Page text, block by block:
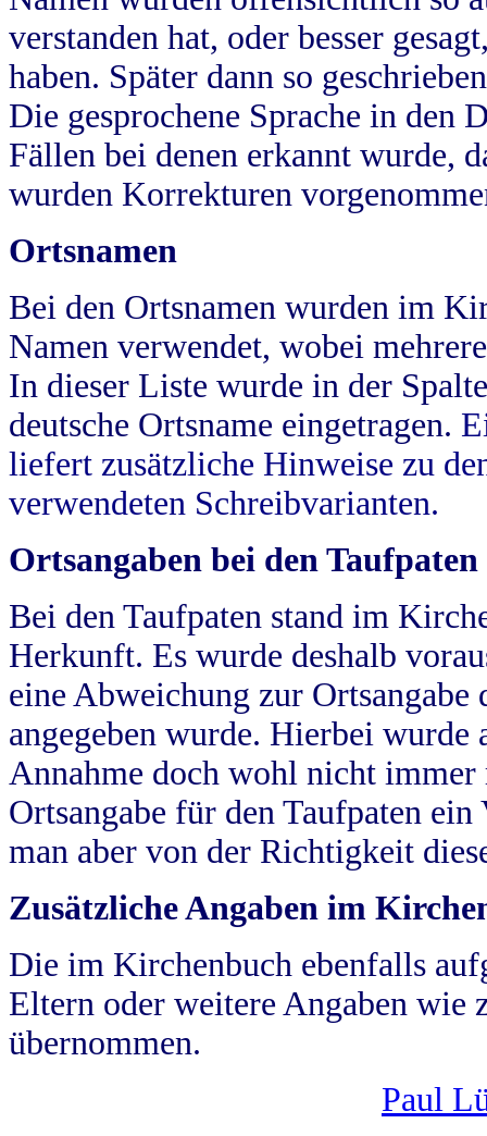
verstanden hat, oder besser
haben. Später dann so
Die gesprochene Sprache in
Fällen bei denen erkannt wurde,
wurden Korrekturen
Ortsnamen
Bei den Ortsnamen wurden im
Namen verwendet, wobei
In dieser Liste wurde in der
deutsche Ortsname eingetragen.
liefert zusätzliche Hinweise zu
verwendeten Schreibvarianten.
Ortsangaben bei den Taufpaten
Bei den Taufpaten stand im
Herkunft. Es wurde deshalb
eine Abweichung zur
angegeben wurde. Hierbei wurde
Annahme doch wohl nicht
Ortsangabe für den Taufpaten
man aber von der Richtigkeit
Zusätzliche Angaben im
Die im Kirchenbuch ebenfalls
Eltern oder weitere Angaben wie
übernommen.
Paul